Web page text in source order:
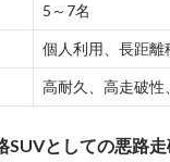
5～7名
個人利用、長距離
高耐久、高走破
SUVとしての悪路